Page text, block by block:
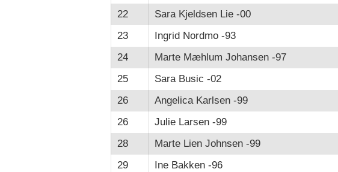
22
Sara Kjeldsen Lie -00
23
Ingrid Nordmo -93
24
Marte Mæhlum Johansen -97
25
Sara Busic -02
26
Angelica Karlsen -99
26
Julie Larsen -99
28
Marte Lien Johnsen -99
29
Ine Bakken -96